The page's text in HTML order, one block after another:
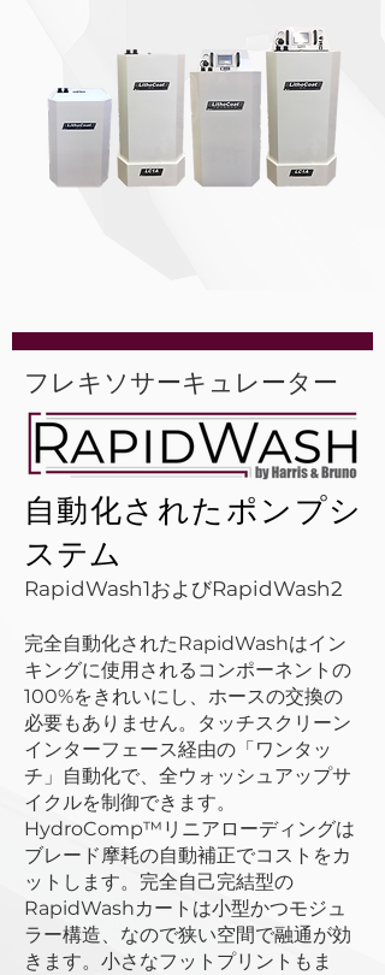
フレキソサーキュレーター
自動化されたポンプシ
ステム
RapidWash1およびRapidWash2
完全自動化されたRapidWashはイン
キングに使用されるコンポーネントの
100%をきれいにし、ホースの交換の
必要もありません。タッチスクリーン
インターフェース経由の「ワンタッ
チ」自動化で、全ウォッシュアップサ
イクルを制御できます。
HydroComp™リニアローディングは
ブレード摩耗の自動補正でコストをカ
ットします。完全自己完結型の
RapidWashカートは小型かつモジュ
ラー構造、なので狭い空間で融通が効
きます。小さなフットプリントもま